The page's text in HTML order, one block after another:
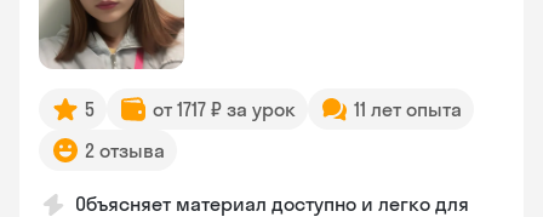
5 от 1717 ₽ за урок
11 лет опыта
2 отзыва
Объясняет материал доступно и легко для